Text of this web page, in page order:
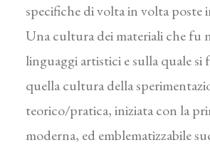
specifiche di volta in volta poste
Una cultura dei materiali che fu
linguaggi artistici e sulla quale si
quella cultura della
teorico/pratica, iniziata con la
moderna, ed emblematizzabile